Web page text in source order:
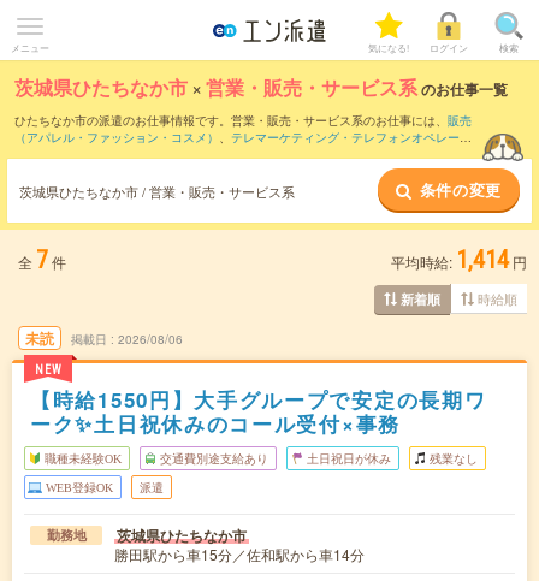
メニュー 気になる! ログイン 検索
茨城県ひたちなか市 ×営業・販売・サービス系のお仕事一覧
ひたちなか市の派遣のお仕事情報です。営業・販売・サービス系のお仕事には、 販売
（アパレル・ファッション・コスメ） 、 テレマーケティング・テレフォンオペレータ
などのこだわり条件で絞り込んでいただ
けます。
茨城県ひたちなか市 / 営業・販売・サービス系 条件の変更
全 7件 平均時給: 1,414 円
新着順 時給順
未読
NEW
掲載日 2026/08/06
【時給1550円】大手グループで安定の長期ワ
ーク✨土日祝休みのコール受付×事務
職種未経験OK 交通費別途支給あり 土日祝日が休み 残業なし
WEB登録OK 派遣
勤務地 茨城県ひたちなか市
勝田駅から車15分／佐和駅から車14分